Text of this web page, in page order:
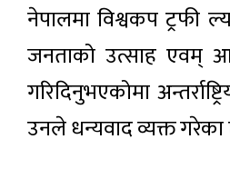
नेपालमा विश्वकप ट्रफी
जनताको उत्साह एवम्
गरिदिनुभएकोमा
उनले धन्यवाद व्यक्त